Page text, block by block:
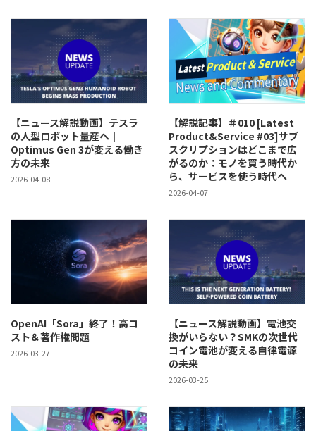
【ニュース解説動画】テスラ
の人型ロボット量産へ｜
Optimus Gen 3が変える働き
方の未来
2026-04-08
【解説記事】＃010 [Latest
Product&Service #03]サブ
スクリプションはどこまで広
がるのか：モノを買う時代か
ら、サービスを使う時代へ
2026-04-07
OpenAI「Sora」終了！高コ
スト＆著作権問題
2026-03-27
【ニュース解説動画】電池交
換がいらない？SMKの次世代
コイン電池が変える自律電源
の未来
2026-03-25